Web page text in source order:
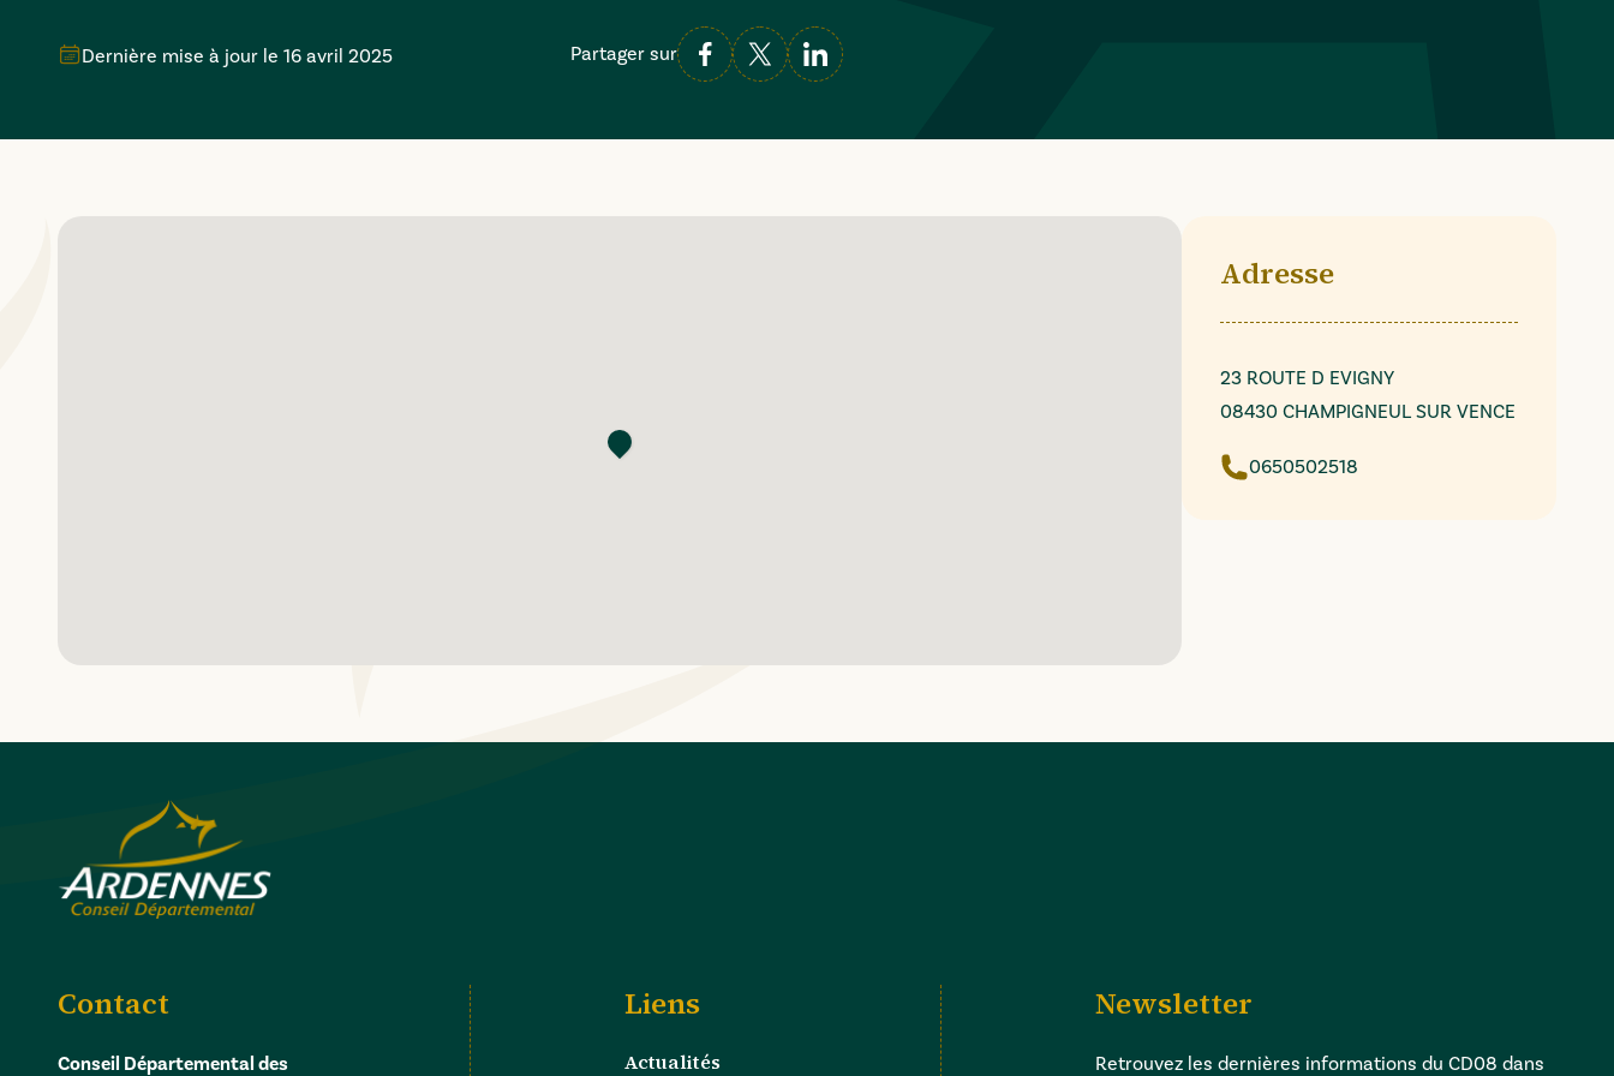
Dernière mise à jour le 16 avril 2025 Partager sur
Adresse
23 ROUTE D EVIGNY
08430 CHAMPIGNEUL SUR VENCE
0650502518
Contact
Conseil Départemental des
Liens
Actualités
Newsletter
Retrouvez les dernières informations du CD08 dans